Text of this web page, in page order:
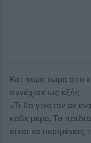
Και πάμε τώρα στο
συνέχισε ως εξής:
«Τι θα γινόταν αν
κάθε μέρα; Τα
είναι να